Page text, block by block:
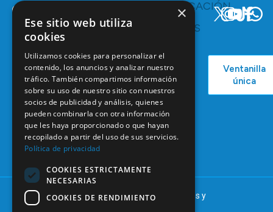
C/ Mauricio
Legendre,
28046
Madrid
91 561 29 05
informacion@coem.org.es
INTERESA
Servicios y
Bolsa de
Empleo
Formación
Continuada
Tablón de
anuncios
COMUNICACIÓN
RECURSOS
COEM
Podcast
Actualidad
Ventanilla
única
© 2025 – COEM – Colegio Oficial de Odontólogos y
Estomatólogos de la I región
×
Ese sitio web utiliza
cookies
Utilizamos cookies para personalizar el
contenido, los anuncios y analizar nuestro
tráfico. También compartimos información
sobre su uso de nuestro sitio con nuestros
socios de publicidad y análisis, quienes
pueden combinarla con otra información
que les haya proporcionado o que hayan
recopilado a partir del uso de sus servicios.
Política de privacidad
COOKIES ESTRICTAMENTE
NECESARIAS
COOKIES DE RENDIMIENTO